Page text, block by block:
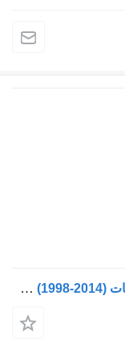
علبة السرعات Volvo VT2412B لـ الشاحنات Volvo FM7-FM12, FM, FMX (1998-2014)